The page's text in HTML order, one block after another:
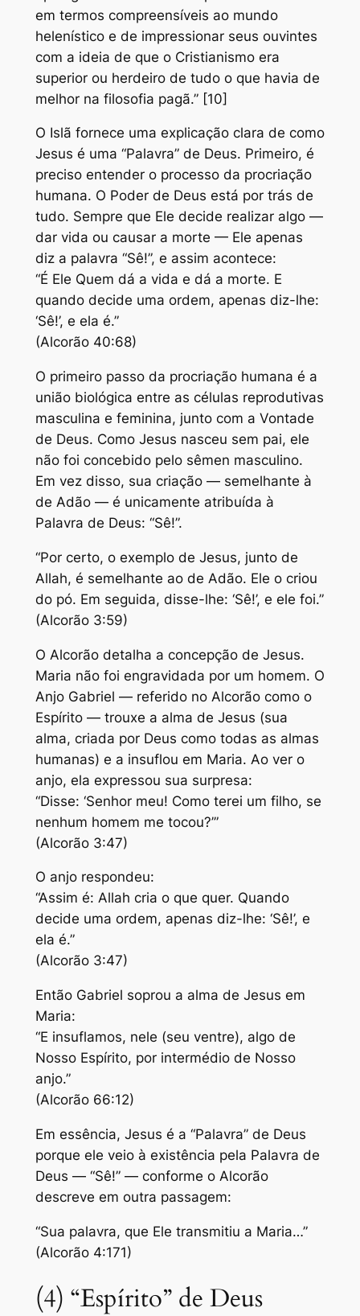
em termos compreensíveis ao mundo
helenístico e de impressionar seus ouvintes
com a ideia de que o Cristianismo era
superior ou herdeiro de tudo o que havia de
melhor na filosofia pagã.” [10]
O Islã fornece uma explicação clara de como
Jesus é uma “Palavra” de Deus. Primeiro, é
preciso entender o processo da procriação
humana. O Poder de Deus está por trás de
tudo. Sempre que Ele decide realizar algo —
dar vida ou causar a morte — Ele apenas
diz a palavra “Sê!”, e assim acontece:
“É Ele Quem dá a vida e dá a morte. E
quando decide uma ordem, apenas diz-lhe:
‘Sê!’, e ela é.”
(Alcorão 40:68)
O primeiro passo da procriação humana é a
união biológica entre as células reprodutivas
masculina e feminina, junto com a Vontade
de Deus. Como Jesus nasceu sem pai, ele
não foi concebido pelo sêmen masculino.
Em vez disso, sua criação — semelhante à
de Adão — é unicamente atribuída à
Palavra de Deus: “Sê!”.
“Por certo, o exemplo de Jesus, junto de
Allah, é semelhante ao de Adão. Ele o criou
do pó. Em seguida, disse-lhe: ‘Sê!’, e ele foi.”
(Alcorão 3:59)
O Alcorão detalha a concepção de Jesus.
Maria não foi engravidada por um homem. O
Anjo Gabriel — referido no Alcorão como o
Espírito — trouxe a alma de Jesus (sua
alma, criada por Deus como todas as almas
humanas) e a insuflou em Maria. Ao ver o
anjo, ela expressou sua surpresa:
“Disse: ‘Senhor meu! Como terei um filho, se
nenhum homem me tocou?’”
(Alcorão 3:47)
O anjo respondeu:
“Assim é: Allah cria o que quer. Quando
decide uma ordem, apenas diz-lhe: ‘Sê!’, e
ela é.”
(Alcorão 3:47)
Então Gabriel soprou a alma de Jesus em
Maria:
“E insuflamos, nele (seu ventre), algo de
Nosso Espírito, por intermédio de Nosso
anjo.”
(Alcorão 66:12)
Em essência, Jesus é a “Palavra” de Deus
porque ele veio à existência pela Palavra de
Deus — “Sê!” — conforme o Alcorão
descreve em outra passagem:
“Sua palavra, que Ele transmitiu a Maria…”
(Alcorão 4:171)
(4) “Espírito” de Deus